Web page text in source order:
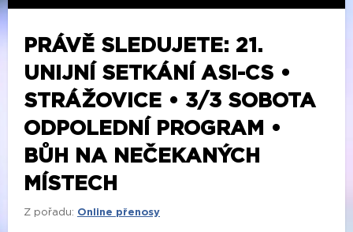
PRÁVĚ SLEDUJETE: 21.
UNIJNÍ SETKÁNÍ ASI-CS •
STRÁŽOVICE • 3/3 SOBOTA
ODPOLEDNÍ PROGRAM •
BŮH NA NEČEKANÝCH
MÍSTECH
Z pořadu: Online přenosy